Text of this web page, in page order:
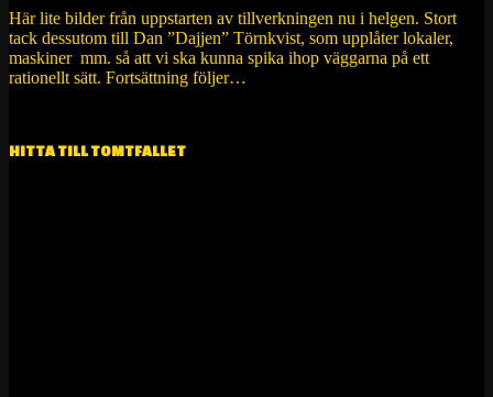
Här lite bilder från uppstarten av tillverkningen nu i helgen. Stort
tack dessutom till Dan ”Dajjen” Törnkvist, som upplåter lokaler,
maskiner mm. så att vi ska kunna spika ihop väggarna på ett
rationellt sätt. Fortsättning följer…
HITTA TILL TOMTFALLET